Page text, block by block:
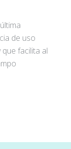
de uso
facilita al